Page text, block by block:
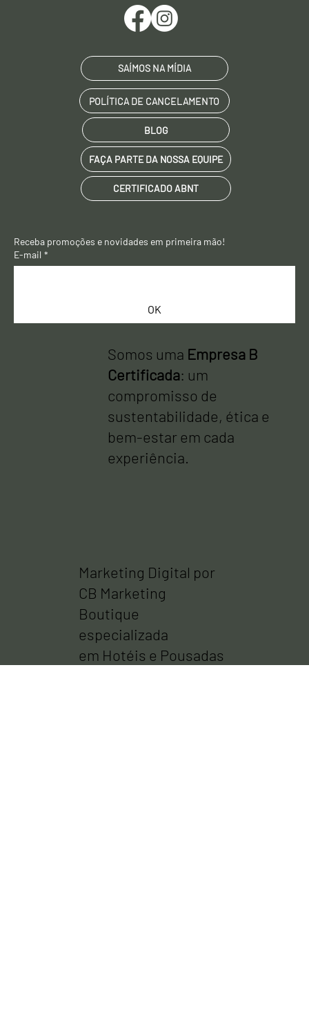
SAÍMOS NA MÍDIA
POLÍTICA DE CANCELAMENTO
BLOG
FAÇA PARTE DA NOSSA EQUIPE
CERTIFICADO ABNT
E-mail *
OK
Somos uma Empresa B
Certificada: um
compromisso de
sustentabilidade, ética e
bem-estar em cada
experiência.
Marketing Digital por
CB Marketing
Boutique
especializada
em Hotéis e Pousadas